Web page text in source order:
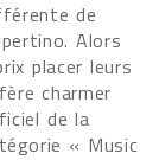
de
Alors
placer leurs
charmer
de la
« Music